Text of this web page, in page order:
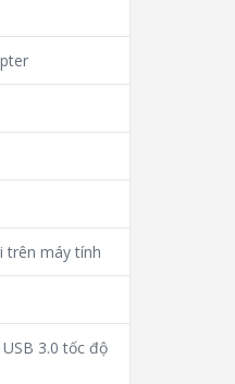
trên máy tính
3.0 tốc độ